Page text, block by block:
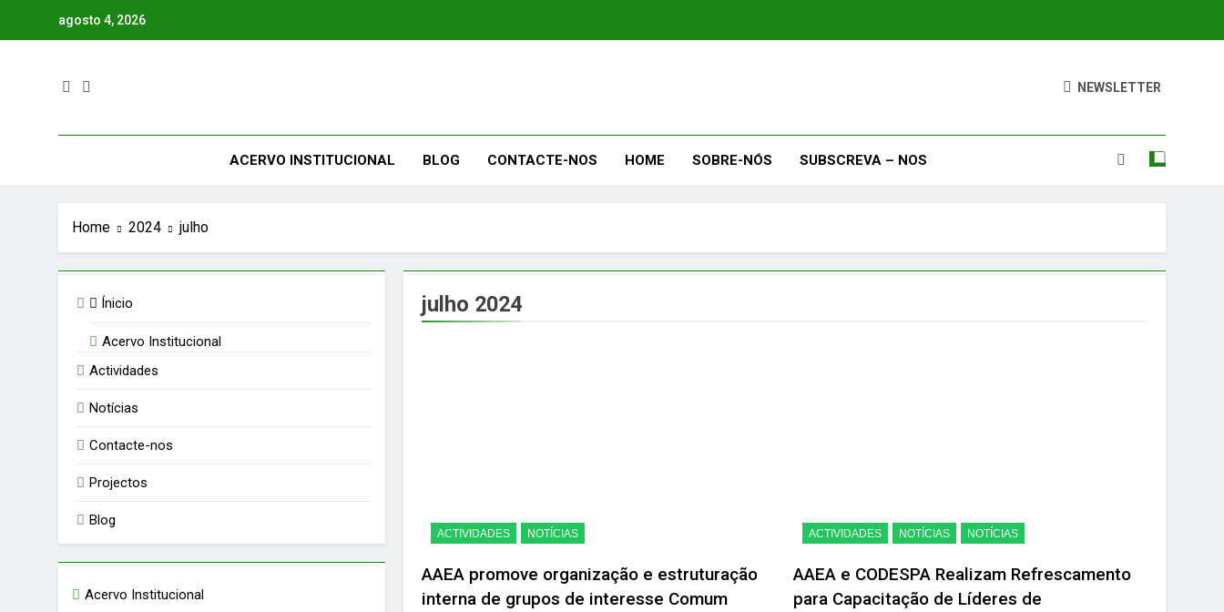
agosto 4, 2026
NEWSLETTER
ACERVO INSTITUCIONAL BLOG CONTACTE-NOS HOME SOBRE-NÓS SUBSCREVA – NOS
Home 2024 julho
Ínicio
Acervo Institucional
Actividades
Notícias
Contacte-nos
Projectos
Blog
Acervo Institucional
julho 2024
ACTIVIDADES NOTÍCIAS
AAEA promove organização e estruturação
interna de grupos de interesse Comum
ACTIVIDADES NOTÍCIAS NOTÍCIAS
AAEA e CODESPA Realizam Refrescamento
para Capacitação de Líderes de